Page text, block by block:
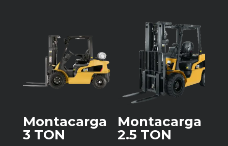
Montacarga
3 TON
Montacarga
2.5 TON